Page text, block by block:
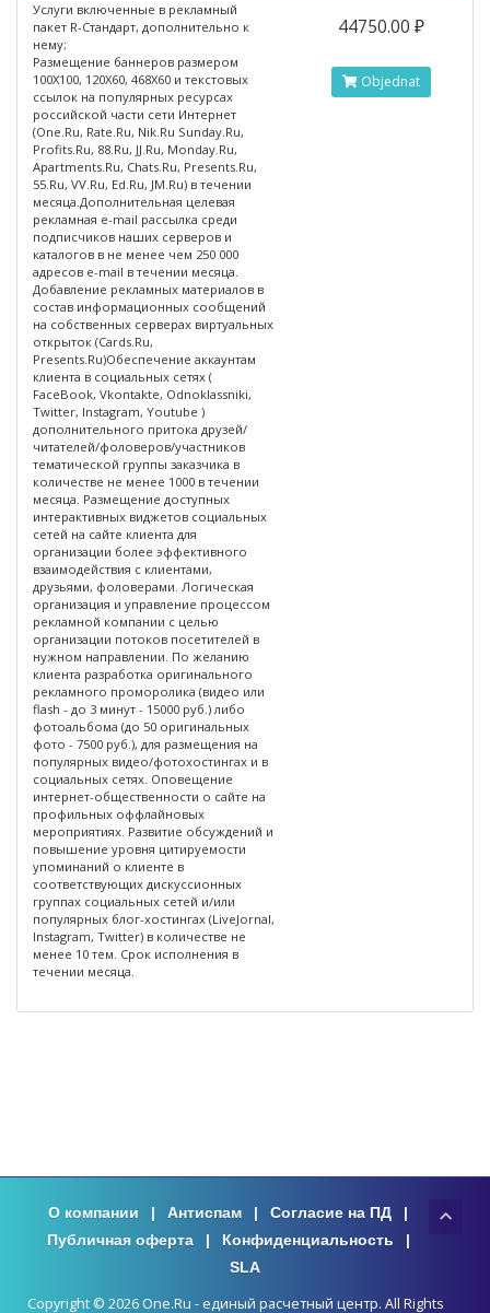
Услуги включенные в рекламный
пакет R-Стандарт, дополнительно к
нему;
Размещение баннеров размером
100X100, 120X60, 468X60 и текстовых
ссылок на популярных ресурсах
российской части сети Интернет
(One.Ru, Rate.Ru, Nik.Ru Sunday.Ru,
Profits.Ru, 88.Ru, JJ.Ru, Monday.Ru,
Apartments.Ru, Chats.Ru, Presents.Ru,
55.Ru, VV.Ru, Ed.Ru, JM.Ru) в течении
месяца.Дополнительная целевая
рекламная e-mail рассылка среди
подписчиков наших серверов и
каталогов в не менее чем 250 000
адресов e-mail в течении месяца.
Добавление рекламных материалов в
состав информационных сообщений
на собственных серверах виртуальных
открыток (Сards.Ru,
Presents.Ru)Обеспечение аккаунтам
клиента в социальных сетях (
FaceBook, Vkontakte, Odnoklassniki,
Twitter, Instagram, Youtube )
дополнительного притока друзей/
читателей/фоловеров/участников
тематической группы заказчика в
количестве не менее 1000 в течении
месяца. Размещение доступных
интерактивных виджетов социальных
сетей на сайте клиента для
организации более эффективного
взаимодействия с клиентами,
друзьями, фоловерами. Логическая
организация и управление процессом
рекламной компании с целью
организации потоков посетителей в
нужном направлении. По желанию
клиента разработка оригинального
рекламного проморолика (видео или
flash - до 3 минут - 15000 руб.) либо
фотоальбома (до 50 оригинальных
фото - 7500 руб.), для размещения на
популярных видео/фотохостингах и в
социальных сетях. Оповещение
интернет-общественности о сайте на
профильных оффлайновых
мероприятиях. Развитие обсуждений и
повышение уровня цитируемости
упоминаний о клиенте в
соответствующих дискуссионных
группах социальных сетей и/или
популярных блог-хостингах (LiveJornal,
Instagram, Twitter) в количестве не
менее 10 тем. Срок исполнения в
течении месяца.
44750.00 ₽
Objednat
О компании | Антиспам | Согласие на ПД
|
Публичная оферта
| Конфиденциальность
|
SLA
Copyright © 2026 One.Ru - единый расчетный центр. All Rights